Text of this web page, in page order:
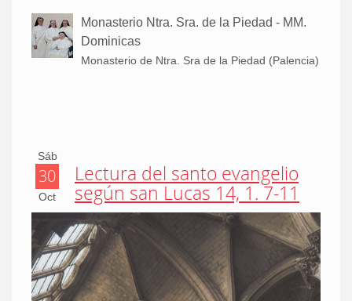
Monasterio Ntra. Sra. de la Piedad - MM.
Dominicas
Monasterio de Ntra. Sra de la Piedad (Palencia)
Sáb
30
Oct
Lectura del santo evangelio
según san Lucas 14, 1. 7-11